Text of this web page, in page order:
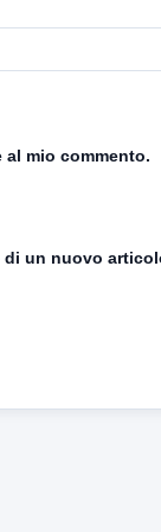
mio commento.
di un nuovo